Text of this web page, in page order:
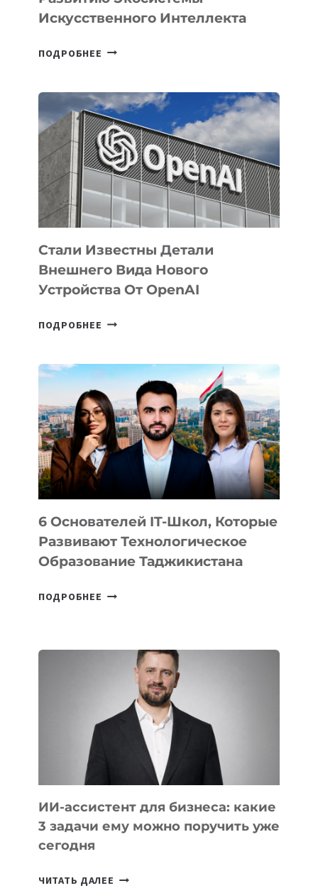
Искусственного Интеллекта
ПОДРОБНЕЕ
ПРИОРИТЕТНЫЕ
ЗАДАЧИ
ПО
РАЗВИТИЮ
ЭКОСИСТЕМЫ
ИСКУССТВЕННОГО
ИНТЕЛЛЕКТА
Стали Известны Детали
Внешнего Вида Нового
Устройства От OpenAI
ПОДРОБНЕЕ СТАЛИ
ВНЕШНЕГО
ВИДА
НОВОГО
УСТРОЙСТВА
ОТ
OPENAI
6 Основателей IT-Школ, Которые
Развивают Технологическое
Образование Таджикистана
ПОДРОБНЕЕ
КОТОРЫЕ
РАЗВИВАЮТ
ТЕХНОЛОГИЧЕСКОЕ
ОБРАЗОВАНИЕ
ТАДЖИКИСТАНА
ИИ-ассистент для бизнеса: какие
3 задачи ему можно поручить уже
сегодня
ЧИТАТЬ ДАЛЕЕ ИИ-